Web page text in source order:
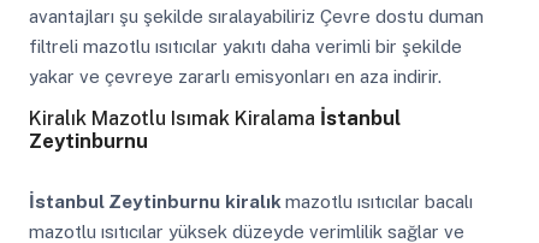
avantajları şu şekilde sıralayabiliriz Çevre dostu duman
filtreli mazotlu ısıtıcılar yakıtı daha verimli bir şekilde
yakar ve çevreye zararlı emisyonları en aza indirir.
Kiralık Mazotlu Isımak Kiralama İstanbul
Zeytinburnu
İstanbul Zeytinburnu kiralık mazotlu ısıtıcılar bacalı
mazotlu ısıtıcılar yüksek düzeyde verimlilik sağlar ve